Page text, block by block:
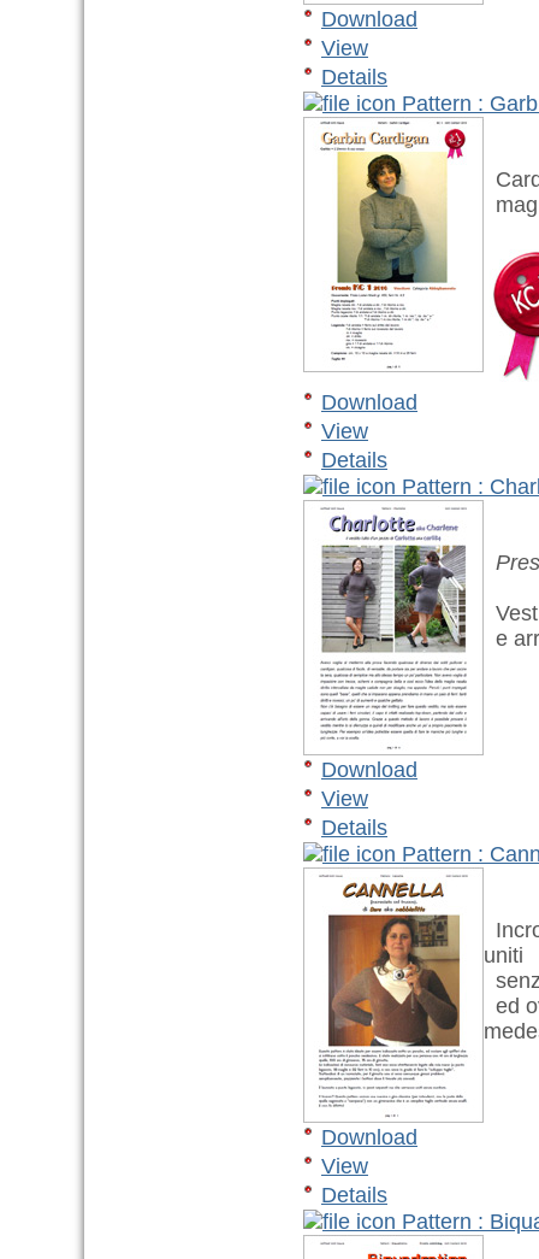
Download
View
Details
Pattern :
Download
View
Details
Pattern :
e
Download
View
Details
Pattern :
uniti
ed
Download
View
Details
Pattern :